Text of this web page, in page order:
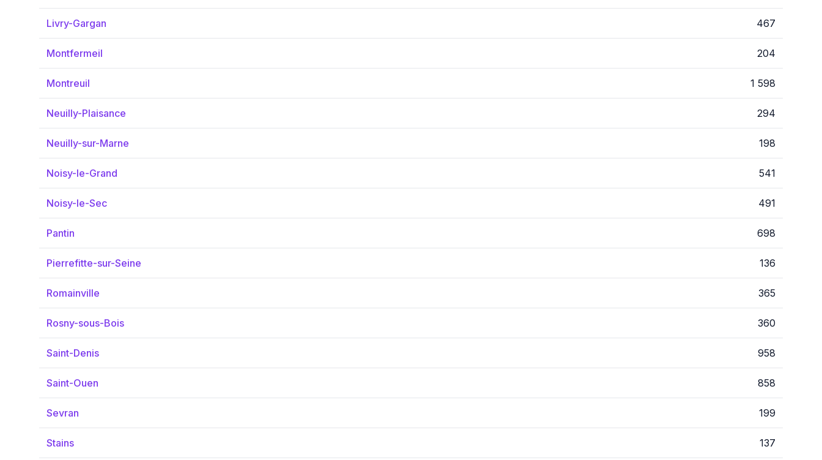
Livry-Gargan 467
Montfermeil 204
Montreuil 1 598
Neuilly-Plaisance 294
Neuilly-sur-Marne 198
Noisy-le-Grand 541
Noisy-le-Sec 491
Pantin 698
Pierrefitte-sur-Seine 136
Romainville 365
Rosny-sous-Bois 360
Saint-Denis 958
Saint-Ouen 858
Sevran 199
Stains 137